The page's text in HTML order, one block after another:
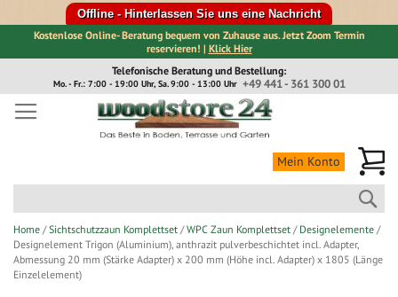
Offline - Hinterlassen Sie uns eine Nachricht
Kostenlose Online- Beratung bequem von Zuhause aus. Jetzt Zoom Termin
reservieren! | Klick Hier
Inhalt
Telefonische Beratung und Bestellung:
+49 441 - 361 300 01
Mo. - Fr.: 7:00 - 19:00 Uhr, Sa. 9:00 - 13:00 Uhr
Mein Konto
Home Sichtschutzzaun Komplettset WPC Zaun Komplettset
Designelemente
Designelement Trigon (Aluminium), anthrazit pulverbeschichtet incl. Adapter,
Abmessung 20 mm (Stärke Adapter) x 200 mm (Höhe incl. Adapter) x 1805 (Länge
Einzelelement)